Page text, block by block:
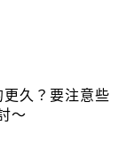
久？要注意些
～